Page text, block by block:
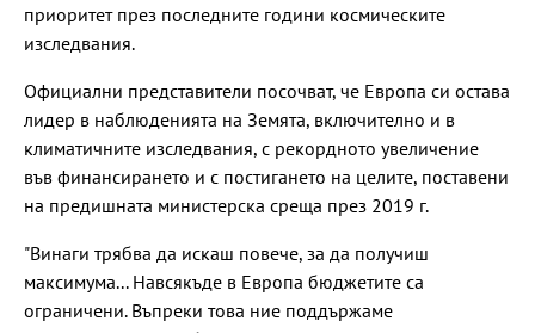
приоритет през последните години космическите
изследвания.
Официални представители посочват, че Европа си остава
лидер в наблюденията на Земята, включително и в
климатичните изследвания, с рекордното увеличение
във финансирането и с постигането на целите, поставени
на предишната министерска среща през 2019 г.
"Винаги трябва да искаш повече, за да получиш
максимума... Навсякъде в Европа бюджетите са
ограничени. Въпреки това ние поддържаме